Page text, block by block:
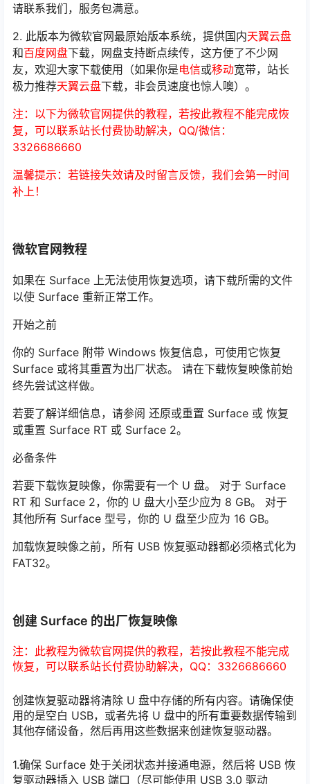
请联系我们，服务包满意。
2. 此版本为微软官网最原始版本系统，提供国内天翼云盘
和百度网盘下载，网盘支持断点续传，这方便了不少网
友，欢迎大家下载使用（如果你是电信或移动宽带，站长
极力推荐天翼云盘下载，非会员速度也惊人噢）。
注：以下为微软官网提供的教程，若按此教程不能完成恢
复，可以联系站长付费协助解决，QQ/微信：
3326686660
温馨提示：若链接失效请及时留言反馈，我们会第一时间
补上！
微软官网教程
如果在 Surface 上无法使用恢复选项，请下载所需的文件
以使 Surface 重新正常工作。
开始之前
你的 Surface 附带 Windows 恢复信息，可使用它恢复
Surface 或将其重置为出厂状态。 请在下载恢复映像前始
终先尝试这样做。
若要了解详细信息，请参阅 还原或重置 Surface 或 恢复
或重置 Surface RT 或 Surface 2。
必备条件
若要下载恢复映像，你需要有一个 U 盘。 对于 Surface
RT 和 Surface 2，你的 U 盘大小至少应为 8 GB。 对于
其他所有 Surface 型号，你的 U 盘至少应为 16 GB。
加载恢复映像之前，所有 USB 恢复驱动器都必须格式化为
FAT32。
创建 Surface 的出厂恢复映像
注：此教程为微软官网提供的教程，若按此教程不能完成
恢复，可以联系站长付费协助解决，QQ：3326686660
创建恢复驱动器将清除 U 盘中存储的所有内容。请确保使
用的是空白 USB，或者先将 U 盘中的所有重要数据传输到
其他存储设备，然后再用这些数据来创建恢复驱动器。
1.确保 Surface 处于关闭状态并接通电源，然后将 USB 恢
复驱动器插入 USB 端口（尽可能使用 USB 3.0 驱动